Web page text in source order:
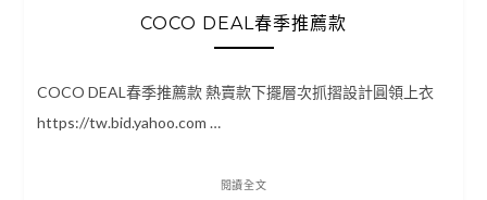
COCO DEAL春季推薦款
COCO DEAL春季推薦款 熱賣款下擺層次抓摺設計圓領上衣
https://tw.bid.yahoo.com …
閱讀全文